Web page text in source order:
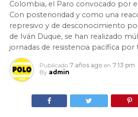
Colombia, el Paro convocado por
Con posterioridad y como una
represivo y de desconocimiento
de Iván Duque, se han realizado
jornadas de resistencia pacífica por
Publicado 7 años ago en 7:13 pm
By admin